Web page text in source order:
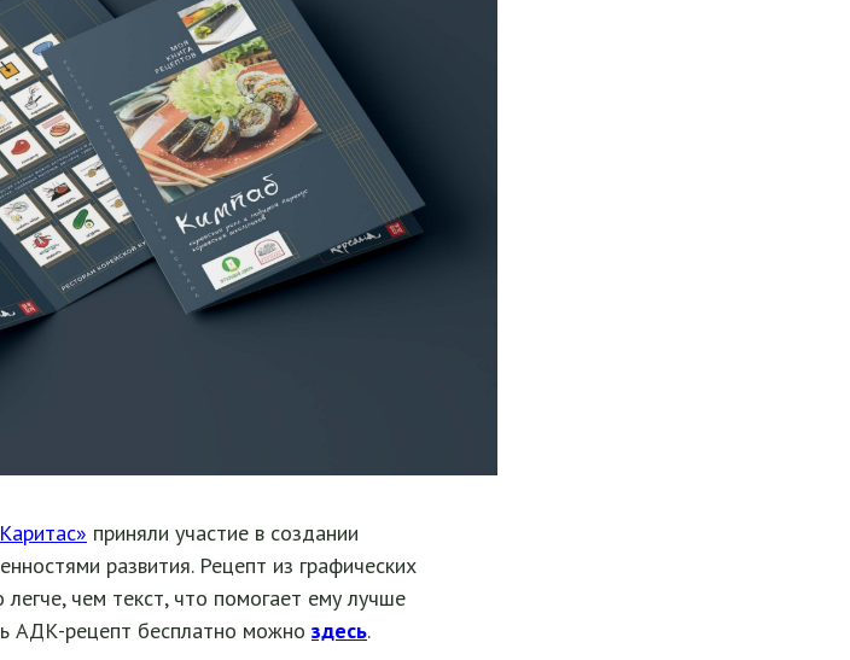
приняли участие в создании
развития. Рецепт из графических
чем текст, что помогает ему лучше
АДК-рецепт бесплатно можно здесь.